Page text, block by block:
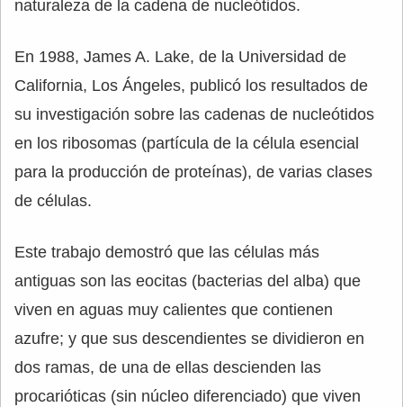
naturaleza de la cadena de nucleótidos.
En 1988, James A. Lake, de la Universidad de
California, Los Ángeles, publicó los resultados de
su investigación sobre las cadenas de nucleótidos
en los ribosomas (partícula de la célula esencial
para la producción de proteínas), de varias clases
de células.
Este trabajo demostró que las células más
antiguas son las eocitas (bacterias del alba) que
viven en aguas muy calientes que contienen
azufre; y que sus descendientes se dividieron en
dos ramas, de una de ellas descienden las
procarióticas (sin núcleo diferenciado) que viven